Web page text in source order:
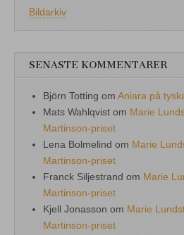
Bildarkiv
SENASTE KOMMENTARER
Björn Totting om Aniara på
Mats Wahlqvist om Marie
Martinson-priset
Lena Bolmelind om Marie
Martinson-priset
Franck Siljestrand om Marie
Martinson-priset
Kjell Jonasson om Marie
Martinson-priset